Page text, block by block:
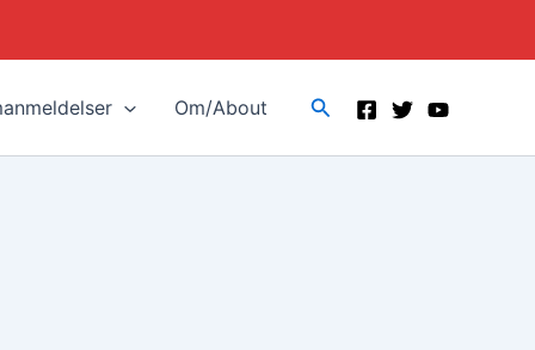
Om/About Search